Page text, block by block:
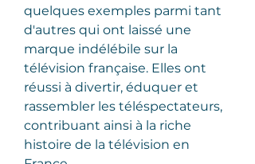
quelques exemples parmi tant
d'autres qui ont laissé une
marque indélébile sur la
télévision française. Elles ont
réussi à divertir, éduquer et
rassembler les téléspectateurs,
contribuant ainsi à la riche
histoire de la télévision en